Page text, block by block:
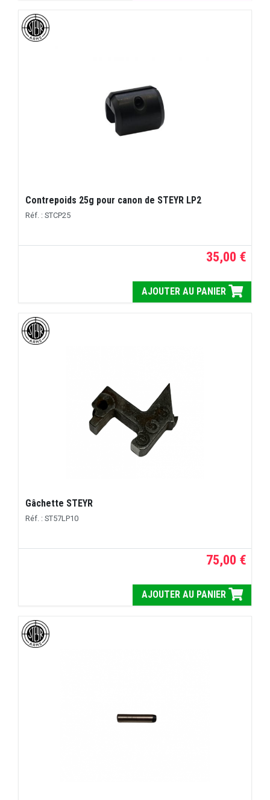
Contrepoids 25g pour canon de STEYR LP2
Réf. : STCP25
35,00 €
AJOUTER AU PANIER
Gâchette STEYR
Réf. : ST57LP10
75,00 €
AJOUTER AU PANIER